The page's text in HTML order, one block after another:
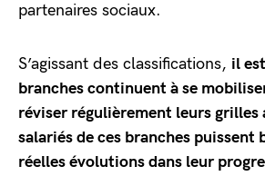
partenaires sociaux.
S’agissant des classifications, il
branches continuent à se
réviser régulièrement leurs grilles
salariés de ces branches puissent
réelles évolutions dans leur